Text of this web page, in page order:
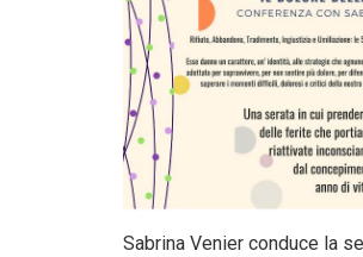
Sabrina Venier conduce la